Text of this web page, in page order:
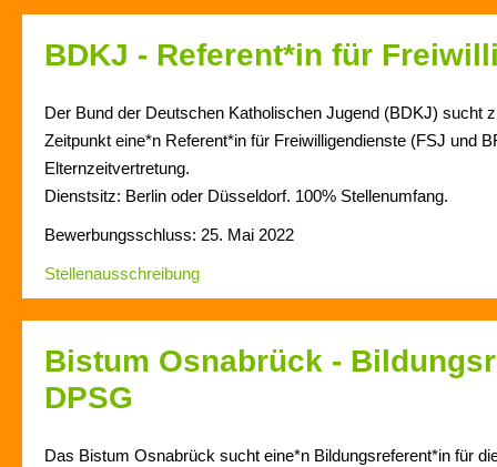
BDKJ - Referent*in für
Der Bund der Deutschen Katholischen Jugend (BDKJ) sucht
Zeitpunkt eine*n Referent*in für Freiwilligendienste (FSJ und
Elternzeitvertretung.
Dienstsitz: Berlin oder Düsseldorf. 100% Stellenumfang.
Bewerbungsschluss: 25. Mai 2022
Stellenausschreibung
Bistum Osnabrück -
DPSG
Das Bistum Osnabrück sucht eine*n Bildungsreferent*in für